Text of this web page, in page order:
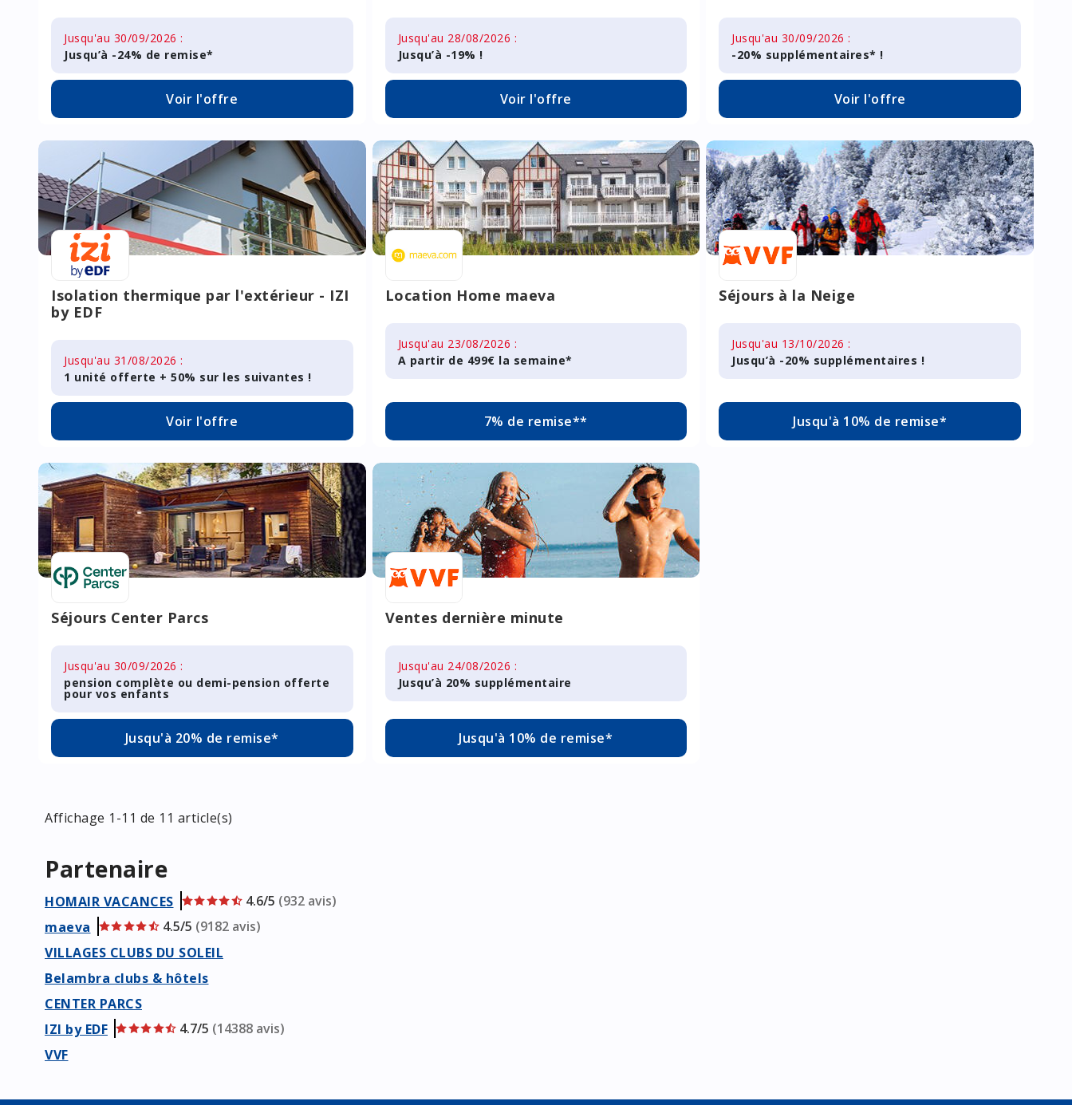
Jusqu'au 30/09/2026 :
Jusqu’à -24% de remise*
Voir l'offre
Jusqu'au 28/08/2026 :
Jusqu’à -19% !
Voir l'offre
Jusqu'au 30/09/2026 :
-20% supplémentaires* !
Voir l'offre
Isolation thermique par l'extérieur - IZI
by EDF
Jusqu'au 31/08/2026 :
1 unité offerte + 50% sur les suivantes !
Voir l'offre
Location Home maeva
Jusqu'au 23/08/2026 :
A partir de 499€ la semaine*
7% de remise**
Séjours à la Neige
Jusqu'au 13/10/2026 :
Jusqu’à -20% supplémentaires !
Jusqu'à 10% de remise*
Séjours Center Parcs
Jusqu'au 30/09/2026 :
pension complète ou demi-pension offerte
pour vos enfants
Jusqu'à 20% de remise*
Ventes dernière minute
Jusqu'au 24/08/2026 :
Jusqu’à 20% supplémentaire
Jusqu'à 10% de remise*
Affichage 1-11 de 11 article(s)
Partenaire
HOMAIR VACANCES 4.6/5 (932 avis)
maeva
4.5/5 (9182 avis)
VILLAGES CLUBS DU SOLEIL
Belambra clubs & hôtels
CENTER PARCS
IZI by EDF
4.7/5 (14388 avis)
VVF